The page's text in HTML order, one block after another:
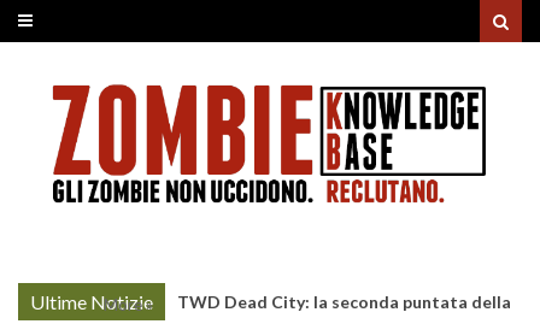
Ultime Notizie
More »
TWD Dead City: la seconda puntata della